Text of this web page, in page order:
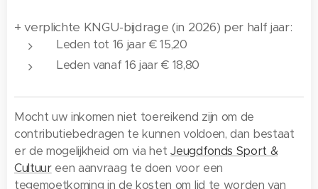
+ verplichte KNGU-bijdrage (in 2026) per half jaar:
Leden tot 16 jaar € 15,20
Leden vanaf 16 jaar € 18,80
Mocht uw inkomen niet toereikend zijn om de
contributiebedragen te kunnen voldoen, dan bestaat
er de mogelijkheid om via hetJeugdfonds Sport &
Cultuureen aanvraag te doen voor een
tegemoetkoming in de kosten om lid te worden van